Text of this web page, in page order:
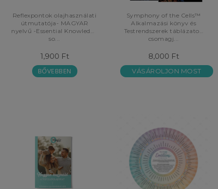
Reflexpontok olajhasználati
útmutatója- MAGYAR
nyelvű -Essential Knowledge
so...
1,900 Ft
BŐVEBBEN
Symphony of the Cells™
Alkalmazási könyv és
Testrendszerek táblázatok
csomagj...
8,000 Ft
VÁSÁROLJON MOST